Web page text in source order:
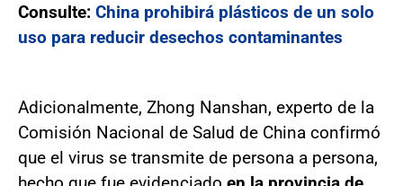
Consulte: China prohibirá plásticos de un solo
uso para reducir desechos contaminantes
Adicionalmente, Zhong Nanshan, experto de la
Comisión Nacional de Salud de China confirmó
que el virus se transmite de persona a persona,